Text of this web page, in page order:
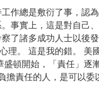
作總是敷衍了事，認
事實上，這是對自己
了諸多成功人士以後
理。 這是我的錯。 美
頓開始，「責任」逐
責任的人，是可以委